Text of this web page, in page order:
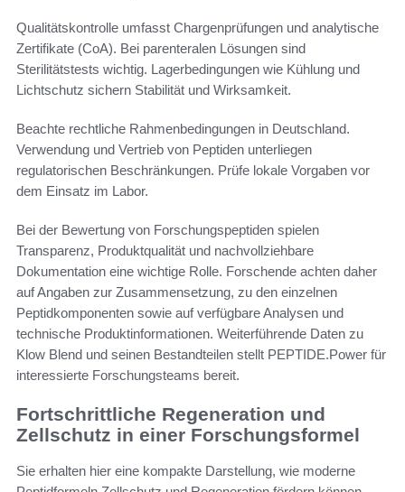
Qualitätskontrolle umfasst Chargenprüfungen und analytische
Zertifikate (CoA). Bei parenteralen Lösungen sind
Sterilitätstests wichtig. Lagerbedingungen wie Kühlung und
Lichtschutz sichern Stabilität und Wirksamkeit.
Beachte rechtliche Rahmenbedingungen in Deutschland.
Verwendung und Vertrieb von Peptiden unterliegen
regulatorischen Beschränkungen. Prüfe lokale Vorgaben vor
dem Einsatz im Labor.
Bei der Bewertung von Forschungspeptiden spielen
Transparenz, Produktqualität und nachvollziehbare
Dokumentation eine wichtige Rolle. Forschende achten daher
auf Angaben zur Zusammensetzung, zu den einzelnen
Peptidkomponenten sowie auf verfügbare Analysen und
technische Produktinformationen. Weiterführende Daten zu
Klow Blend und seinen Bestandteilen stellt PEPTIDE.Power für
interessierte Forschungsteams bereit.
Fortschrittliche Regeneration und
Zellschutz in einer Forschungsformel
Sie erhalten hier eine kompakte Darstellung, wie moderne